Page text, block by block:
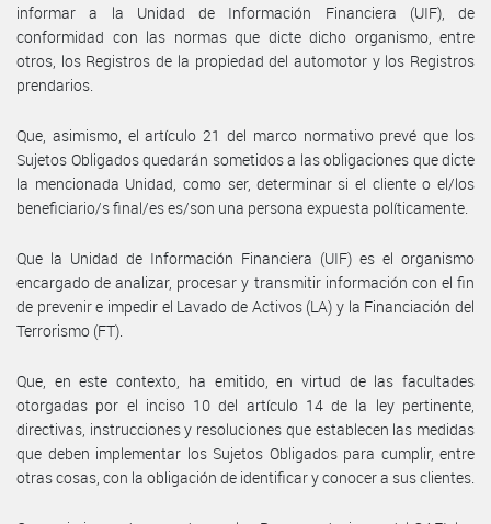
informar a la Unidad de Información Financiera (UIF), de
conformidad con las normas que dicte dicho organismo, entre
otros, los Registros de la propiedad del automotor y los Registros
prendarios.
Que, asimismo, el artículo 21 del marco normativo prevé que los
Sujetos Obligados quedarán sometidos a las obligaciones que dicte
la mencionada Unidad, como ser, determinar si el cliente o el/los
beneficiario/s final/es es/son una persona expuesta políticamente.
Que la Unidad de Información Financiera (UIF) es el organismo
encargado de analizar, procesar y transmitir información con el fin
de prevenir e impedir el Lavado de Activos (LA) y la Financiación del
Terrorismo (FT).
Que, en este contexto, ha emitido, en virtud de las facultades
otorgadas por el inciso 10 del artículo 14 de la ley pertinente,
directivas, instrucciones y resoluciones que establecen las medidas
que deben implementar los Sujetos Obligados para cumplir, entre
otras cosas, con la obligación de identificar y conocer a sus clientes.